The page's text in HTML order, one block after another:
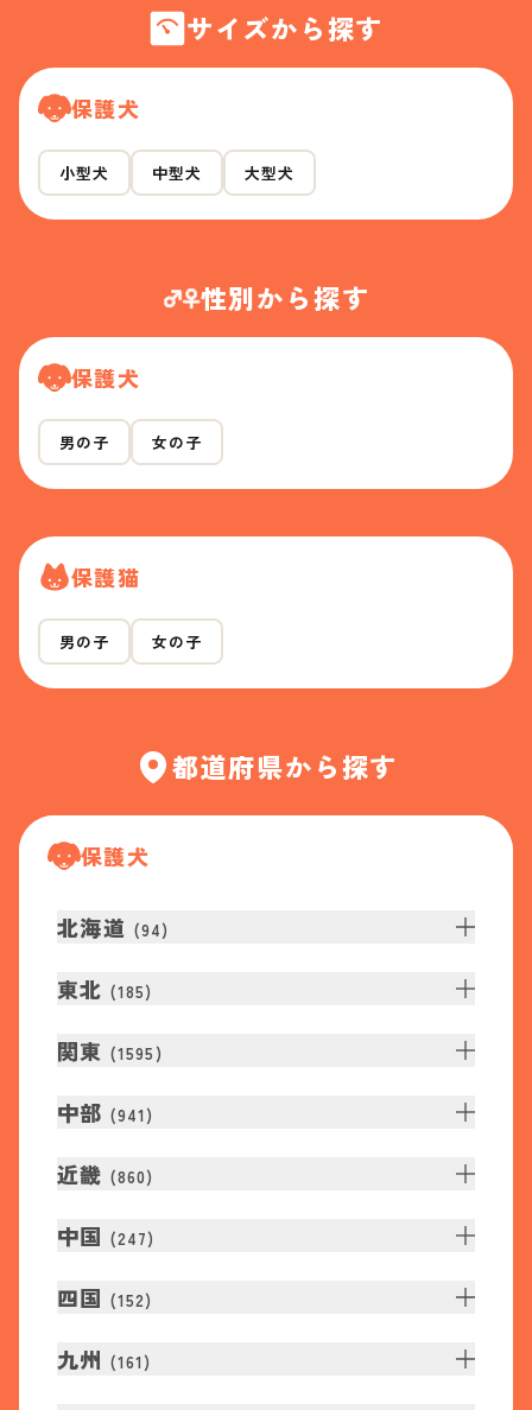
サイズから探す
保護犬
小型犬 中型犬 大型犬
性別から探す
保護犬
男の子 女の子
保護猫
男の子 女の子
都道府県から探す
保護犬
北海道 (94)
東北 (185)
関東 (1595 )
中部 (941 )
近畿 (860)
中国 (247)
四国 (152)
九州 (161 )